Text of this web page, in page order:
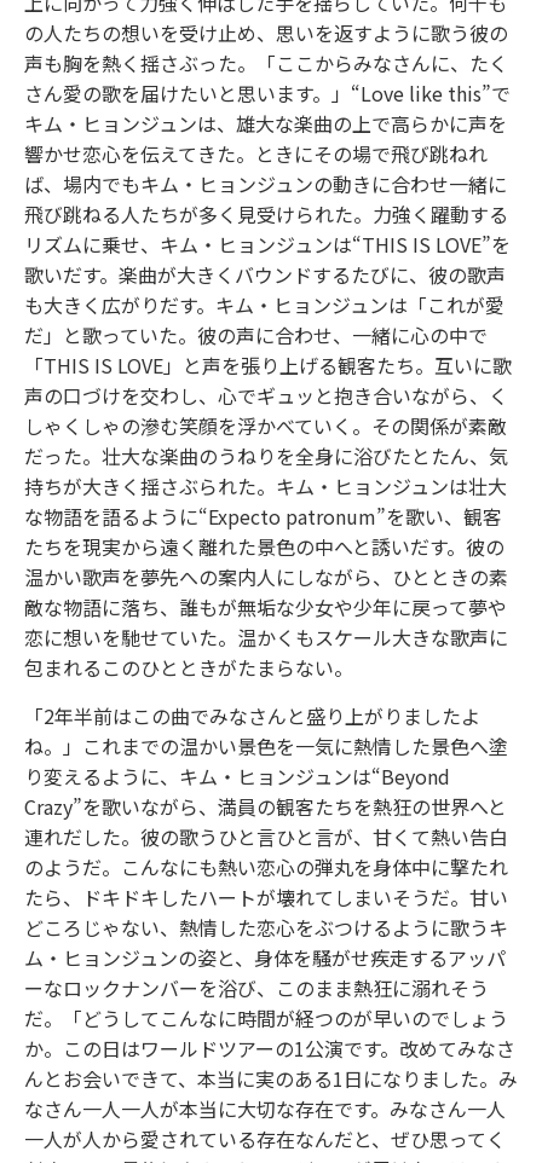
の人たちの想いを受け止め、思いを返すように歌う彼の
声も胸を熱く揺さぶった。「ここからみなさんに、たく
さん愛の歌を届けたいと思います。」“Love like this”で
キム・ヒョンジュンは、雄大な楽曲の上で高らかに声を
響かせ恋心を伝えてきた。ときにその場で飛び跳ねれ
ば、場内でもキム・ヒョンジュンの動きに合わせ一緒に
飛び跳ねる人たちが多く見受けられた。力強く躍動する
リズムに乗せ、キム・ヒョンジュンは“THIS IS LOVE”を
歌いだす。楽曲が大きくバウンドするたびに、彼の歌声
も大きく広がりだす。キム・ヒョンジュンは「これが愛
だ」と歌っていた。彼の声に合わせ、一緒に心の中で
「THIS IS LOVE」と声を張り上げる観客たち。互いに歌
声の口づけを交わし、心でギュッと抱き合いながら、く
しゃくしゃの滲む笑顔を浮かべていく。その関係が素敵
だった。壮大な楽曲のうねりを全身に浴びたとたん、気
持ちが大きく揺さぶられた。キム・ヒョンジュンは壮大
な物語を語るように“Expecto patronum”を歌い、観客
たちを現実から遠く離れた景色の中へと誘いだす。彼の
温かい歌声を夢先への案内人にしながら、ひとときの素
敵な物語に落ち、誰もが無垢な少女や少年に戻って夢や
恋に想いを馳せていた。温かくもスケール大きな歌声に
包まれるこのひとときがたまらない。
「2年半前はこの曲でみなさんと盛り上がりましたよ
ね。」これまでの温かい景色を一気に熱情した景色へ塗
り変えるように、キム・ヒョンジュンは“Beyond
Crazy”を歌いながら、満員の観客たちを熱狂の世界へと
連れだした。彼の歌うひと言ひと言が、甘くて熱い告白
のようだ。こんなにも熱い恋心の弾丸を身体中に撃たれ
たら、ドキドキしたハートが壊れてしまいそうだ。甘い
どころじゃない、熱情した恋心をぶつけるように歌うキ
ム・ヒョンジュンの姿と、身体を騒がせ疾走するアッパ
ーなロックナンバーを浴び、このまま熱狂に溺れそう
だ。「どうしてこんなに時間が経つのが早いのでしょう
か。この日はワールドツアーの1公演です。改めてみなさ
んとお会いできて、本当に実のある1日になりました。み
なさん一人一人が本当に大切な存在です。みなさん一人
一人が人から愛されている存在なんだと、ぜひ思ってく